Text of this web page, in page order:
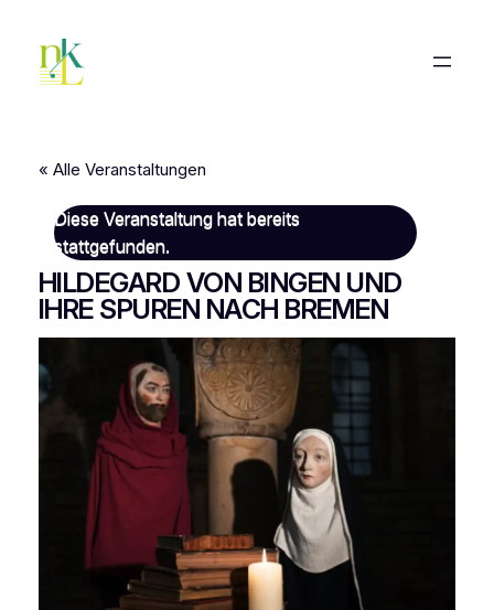
« Alle Veranstaltungen
Diese Veranstaltung hat bereits
stattgefunden.
HILDEGARD VON BINGEN UND
IHRE SPUREN NACH BREMEN